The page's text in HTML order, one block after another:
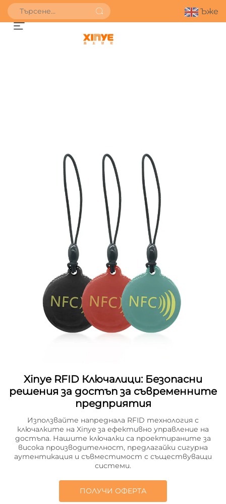
Ъже
Xinye RFID Ключалици: Безопасни
решения за достъп за съвременните
предприятия
Използвайте напреднала RFID технология с
ключалките на Xinye за ефективно управление на
достъпа. Нашите ключалки са проектираните за
висока производителност, предлагайки сигурна
аутентикация и съвместимост с съществуващи
системи.
ПОЛУЧИ ОФЕРТА